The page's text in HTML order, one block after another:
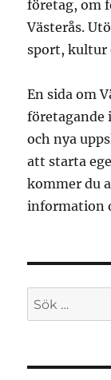
företag, om
Västerås.
sport, kultur
En sida om
företagande
och nya
att starta
kommer du
information
Sök
efter: